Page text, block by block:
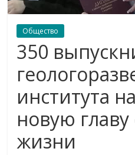
Общество
350
института
новую главу
жизни